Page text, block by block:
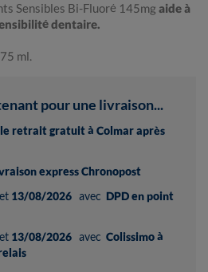
Sensibles Bi-Fluoré 145mg aide à
dentaire.
ml.
pour une livraison...
le retrait gratuit à Colmar après
express Chronopost
et 13/08/2026 avec DPD en point
et 13/08/2026 avec Colissimo à